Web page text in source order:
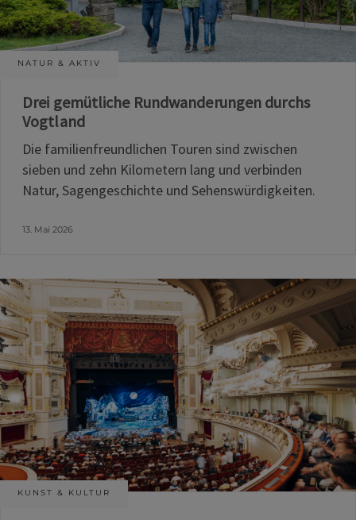
NATUR & AKTIV
Drei gemütliche Rundwanderungen durchs
Vogtland
Die familienfreundlichen Touren sind zwischen
sieben und zehn Kilometern lang und verbinden
Natur, Sagengeschichte und Sehenswürdigkeiten.
13. Mai 2026
KUNST & KULTUR